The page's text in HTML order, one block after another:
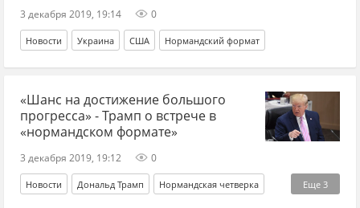
3 декабря 2019, 19:14 0
Новости Украина США Нормандский формат
«Шанс на достижение большого
прогресса» - Трамп о встрече в
«нормандском формате»
3 декабря 2019, 19:12 0
Еще 3
Новости Дональд Трамп Нормандская четверка